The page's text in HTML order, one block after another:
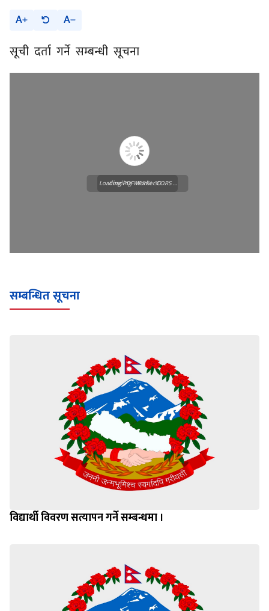
A A
सूची दर्ता गर्ने सम्बन्धी सूचना
Loading WEBGL 3D ...
Loading PDF Worker CORS ...
सम्बन्धित सूचना
विद्यार्थी विवरण सत्यापन गर्ने सम्बन्धमा ।